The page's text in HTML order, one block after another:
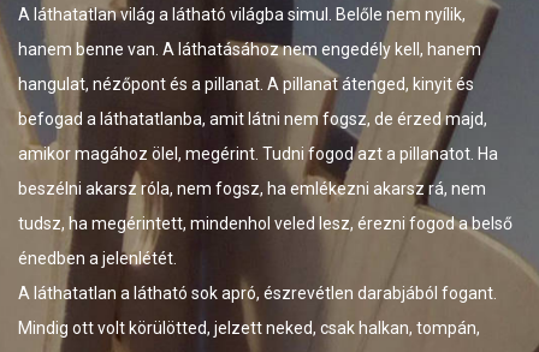
világba simul. Belőle nem nyílik,
nem engedély kell, hanem
pillanat. A pillanat átenged, kinyit és
amit látni nem fogsz, de érzed majd,
Tudni fogod azt a pillanatot. Ha
fogsz, ha emlékezni akarsz rá, nem
veled lesz, érezni fogod a belső
apró, észrevétlen darabjából fogant.
jelzett neked, csak halkan, tompán,
festmény körül
környező tér és a
a festménynek,
beszélni. A keret
felületek fényekkel és
ez az alapzat térnyitó,
bekeretezi a
és dinamikát
A FESTMÉNY…